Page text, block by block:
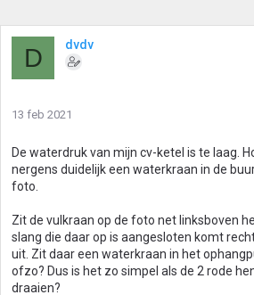
D dvdv
13 feb 2021
De waterdruk van mijn cv-ketel is te laag.
nergens duidelijk een waterkraan in de
foto.
Zit de vulkraan op de foto net linksboven
slang die daar op is aangesloten komt
uit. Zit daar een waterkraan in het
ofzo? Dus is het zo simpel als de 2 rode
draaien?